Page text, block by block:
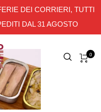
DEI CORRIERI, TUTTI
DAL 31 AGOSTO
0